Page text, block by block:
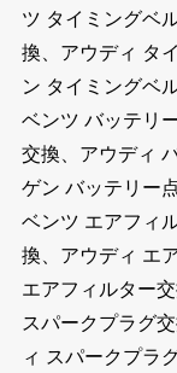
ツ タイミングベ
換、アウディ タ
ン タイミングベ
ベンツ バッテリ
交換、アウディ
ゲン バッテリー
ベンツ エアフィ
換、アウディ エ
エアフィルター
スパークプラグ
ィ スパークプラ